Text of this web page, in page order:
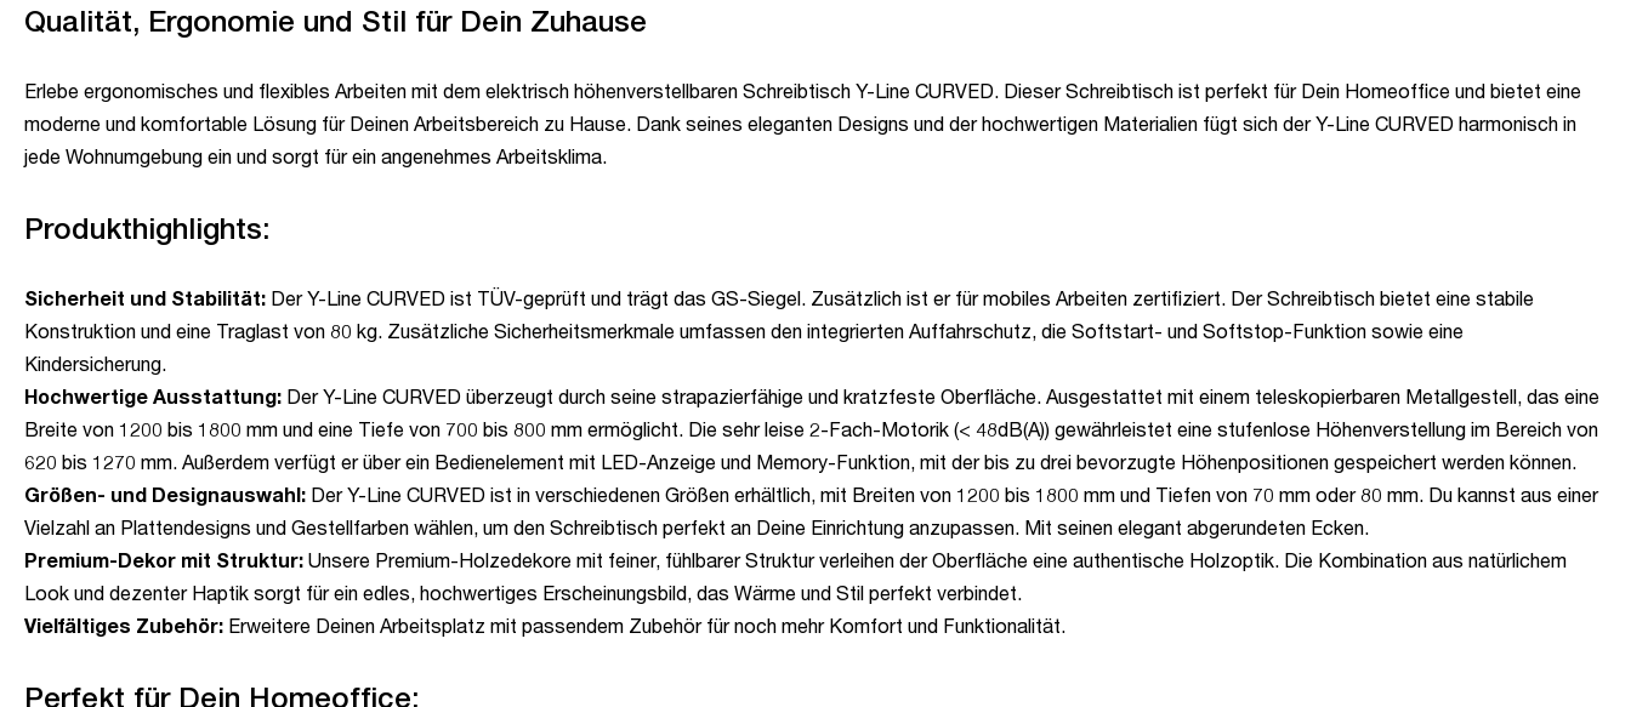
Qualität, Ergonomie und Stil für Dein Zuhause
Erlebe ergonomisches und flexibles Arbeiten mit dem elektrisch höhenverstellbaren Schreibtisch Y-Line CURVED. Dieser Schreibtisch ist perfekt für Dein Homeoffice und bietet eine
moderne und komfortable Lösung für Deinen Arbeitsbereich zu Hause. Dank seines eleganten Designs und der hochwertigen Materialien fügt sich der Y-Line CURVED harmonisch in
jede Wohnumgebung ein und sorgt für ein angenehmes Arbeitsklima.
Produkthighlights:
Sicherheit und Stabilität: Der Y-Line CURVED ist TÜV-geprüft und trägt das GS-Siegel. Zusätzlich ist er für mobiles Arbeiten zertifiziert. Der Schreibtisch bietet eine stabile
Konstruktion und eine Traglast von 80 kg. Zusätzliche Sicherheitsmerkmale umfassen den integrierten Auffahrschutz, die Softstart- und Softstop-Funktion sowie eine
Kindersicherung.
Hochwertige Ausstattung: Der Y-Line CURVED überzeugt durch seine strapazierfähige und kratzfeste Oberfläche. Ausgestattet mit einem teleskopierbaren Metallgestell, das eine
Breite von 1200 bis 1800 mm und eine Tiefe von 700 bis 800 mm ermöglicht. Die sehr leise 2-Fach-Motorik (< 48dB(A)) gewährleistet eine stufenlose Höhenverstellung im Bereich von
620 bis 1270 mm. Außerdem verfügt er über ein Bedienelement mit LED-Anzeige und Memory-Funktion, mit der bis zu drei bevorzugte Höhenpositionen gespeichert werden können.
Größen- und Designauswahl: Der Y-Line CURVED ist in verschiedenen Größen erhältlich, mit Breiten von 1200 bis 1800 mm und Tiefen von 70 mm oder 80 mm. Du kannst aus einer
Vielzahl an Plattendesigns und Gestellfarben wählen, um den Schreibtisch perfekt an Deine Einrichtung anzupassen. Mit seinen elegant abgerundeten Ecken.
Premium-Dekor mit Struktur: Unsere Premium-Holzedekore mit feiner, fühlbarer Struktur verleihen der Oberfläche eine authentische Holzoptik. Die Kombination aus natürlichem
Look und dezenter Haptik sorgt für ein edles, hochwertiges Erscheinungsbild, das Wärme und Stil perfekt verbindet.
Vielfältiges Zubehör: Erweitere Deinen Arbeitsplatz mit passendem Zubehör für noch mehr Komfort und Funktionalität.
Perfekt für Dein Homeoffice: